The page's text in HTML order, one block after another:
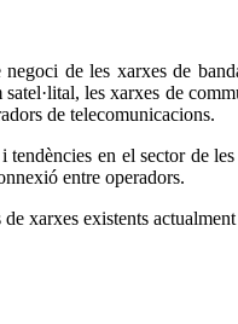
de les xarxes de
les xarxes de
de telecomunicacions.
en el sector de
entre operadors.
xarxes existents